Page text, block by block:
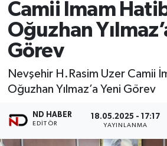
Camii İmam
Oğuzhan
Görev
Nevşehir H.Rasim Uzer Camii
Oğuzhan Yılmaz’a Yeni Görev
ND HABER
EDITÖR
18.05.2025 - 17:17
YAYINLANMA